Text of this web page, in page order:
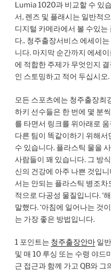
Lumia 1020과 비교할 수 있
서, 렌즈 및 플래시는 일반적
디지털 카메라에서 볼 수있는
다.. 청주출장서비스 에세이
니다. 마지막 순간까지 에세
에 적합한 주제가 무엇인지
인 스토밍하고 적어 두십시오.
모든 스포츠에는 청주출장최
하키 선수들은 한 번에 몇 분
를 타면서 링크를 위아래로
다른 팀이 똑같이하기 위해
수 있습니다. 플라스틱 물을
사람들이 꽤 있습니다. 그 방
신의 건강에 아주 나쁜 것입
서는 안되는 플라스틱 병조
적으로 다공성 물질입니다. ‘
말했다. ‘아침에 일어나는 것
는 가장 좋은 방법입니다.
1 포인트는 청주출장안마 일
및 매 10 루싱 또는 수령 야드
근 접근과 함께 가고 QB와 그